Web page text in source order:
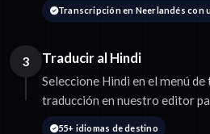
Transcripción en Neerlandés con
3 Traducir al Hindi
Seleccione Hindi en el menú
traducción en nuestro editor
55+ idiomas de destino